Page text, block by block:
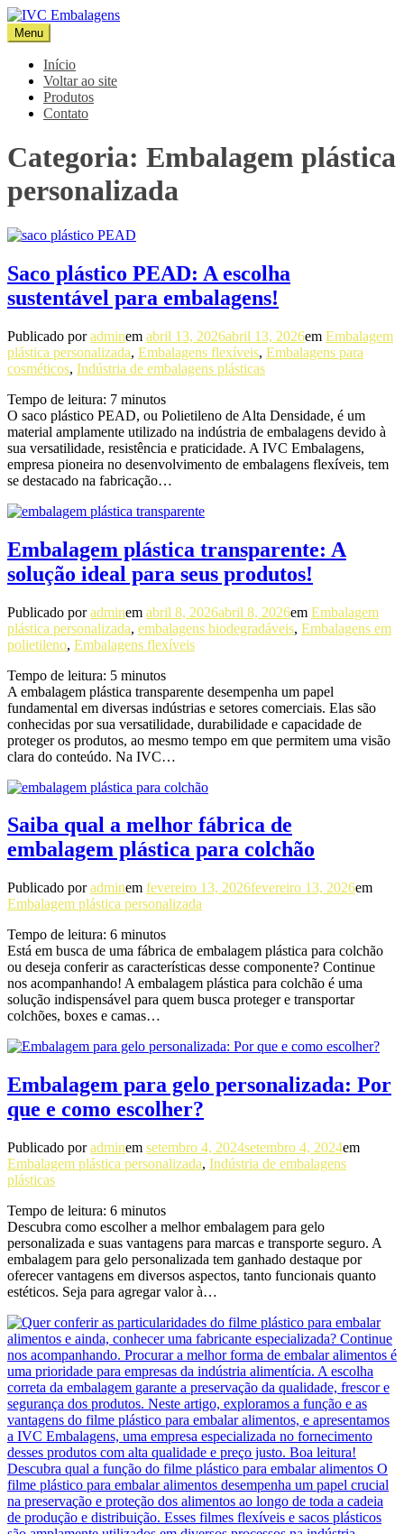
Pular
para
o
conteúdo
IVC Embalagens
Blog IVC
Menu
Início
Voltar ao site
Produtos
Contato
Categoria: Embalagem plástica
personalizada
Saco plástico PEAD: A escolha
sustentável para embalagens!
Publicado poradminem abril 13, 2026abril 13, 2026em Embalagem
plástica personalizada, Embalagens flexíveis, Embalagens para
cosméticos, Indústria de embalagens plásticas
Tempo de leitura: 7 minutos
O saco plástico PEAD, ou Polietileno de Alta Densidade, é um
material amplamente utilizado na indústria de embalagens devido à
sua versatilidade, resistência e praticidade. A IVC Embalagens,
empresa pioneira no desenvolvimento de embalagens flexíveis, tem
se destacado na fabricação…
Embalagem plástica transparente: A
solução ideal para seus produtos!
Publicado poradminem abril 8, 2026abril 8, 2026em Embalagem
plástica personalizada, embalagens biodegradáveis, Embalagens em
polietileno, Embalagens flexíveis
Tempo de leitura: 5 minutos
A embalagem plástica transparente desempenha um papel
fundamental em diversas indústrias e setores comerciais. Elas são
conhecidas por sua versatilidade, durabilidade e capacidade de
proteger os produtos, ao mesmo tempo em que permitem uma visão
clara do conteúdo. Na IVC…
Saiba qual a melhor fábrica de
embalagem plástica para colchão
Publicado poradminem fevereiro 13, 2026fevereiro 13, 2026em
Embalagem plástica personalizada
Tempo de leitura: 6 minutos
Está em busca de uma fábrica de embalagem plástica para colchão
ou deseja conferir as características desse componente? Continue
nos acompanhando! A embalagem plástica para colchão é uma
solução indispensável para quem busca proteger e transportar
colchões, boxes e camas…
Embalagem para gelo personalizada: Por
que e como escolher?
Publicado poradminem setembro 4, 2024setembro 4, 2024em
Embalagem plástica personalizada, Indústria de embalagens
plásticas
Tempo de leitura: 6 minutos
Descubra como escolher a melhor embalagem para gelo
personalizada e suas vantagens para marcas e transporte seguro. A
embalagem para gelo personalizada tem ganhado destaque por
oferecer vantagens em diversos aspectos, tanto funcionais quanto
estéticos. Seja para agregar valor à…